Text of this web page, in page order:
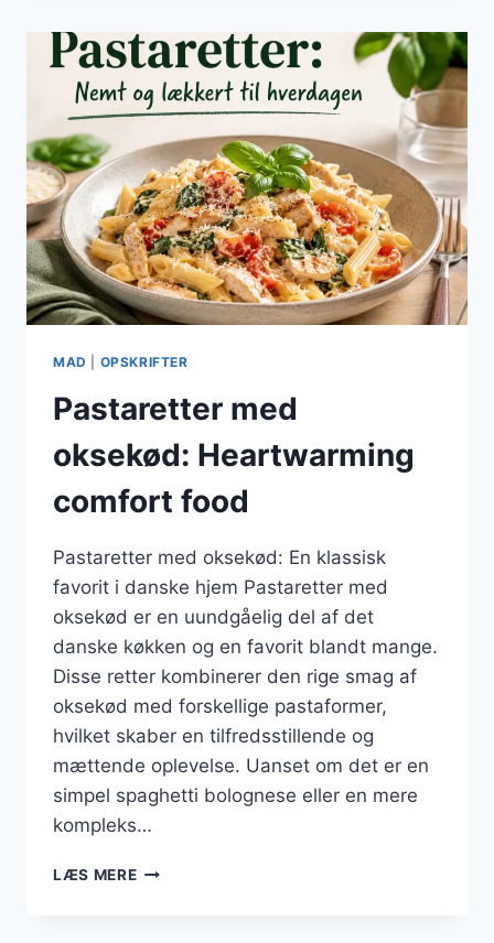
PERFEKTE
TOPPINGS
MAD OPSKRIFTER
Pastaretter med
oksekød: Heartwarming
comfort food
Pastaretter med oksekød: En klassisk
favorit i danske hjem Pastaretter med
oksekød er en uundgåelig del af det
danske køkken og en favorit blandt mange.
Disse retter kombinerer den rige smag af
oksekød med forskellige pastaformer,
hvilket skaber en tilfredsstillende og
mættende oplevelse. Uanset om det er en
simpel spaghetti bolognese eller en mere
kompleks…
LÆS MEREPASTARETTER